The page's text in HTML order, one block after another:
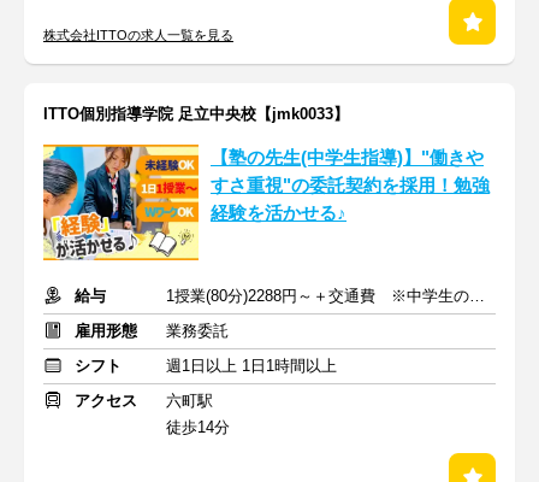
株式会社ITTOの求人一覧を見る
ITTO個別指導学院 足立中央校【jmk0033】
【塾の先生(中学生指導)】"働きや
すさ重視"の委託契約を採用！勉強
経験を活かせる♪
給与
1授業(80分)2288円～＋交通費 ※中学生の場合
雇用形態
業務委託
シフト
週1日以上 1日1時間以上
アクセス
六町駅
徒歩14分